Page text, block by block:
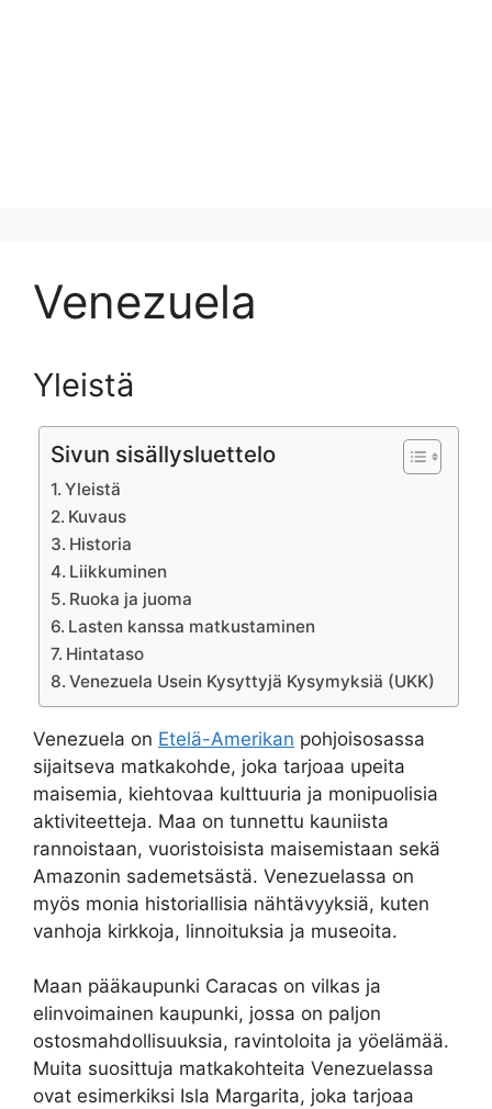
Venezuela
Yleistä
Sivun sisällysluettelo
Yleistä
Kuvaus
Historia
Liikkuminen
Ruoka ja juoma
Lasten kanssa matkustaminen
Hintataso
Venezuela Usein Kysyttyjä Kysymyksiä (UKK)
Venezuela on Etelä-Amerikan pohjoisosassa
sijaitseva matkakohde, joka tarjoaa upeita
maisemia, kiehtovaa kulttuuria ja monipuolisia
aktiviteetteja. Maa on tunnettu kauniista
rannoistaan, vuoristoisista maisemistaan sekä
Amazonin sademetsästä. Venezuelassa on
myös monia historiallisia nähtävyyksiä, kuten
vanhoja kirkkoja, linnoituksia ja museoita.
Maan pääkaupunki Caracas on vilkas ja
elinvoimainen kaupunki, jossa on paljon
ostosmahdollisuuksia, ravintoloita ja yöelämää.
Muita suosittuja matkakohteita Venezuelassa
ovat esimerkiksi Isla Margarita, joka tarjoaa